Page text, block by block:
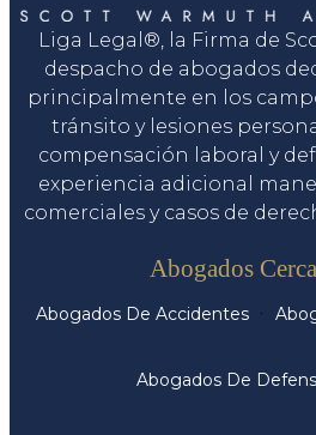
Liga Legal®, la Firma de
despacho de abogados
principalmente en los
tránsito y lesiones
compensación laboral y
experiencia adicional
comerciales y casos de
Abogados
Abogados De Accidentes
Abogados De